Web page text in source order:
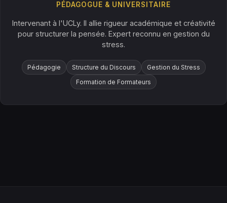
PÉDAGOGUE & UNIVERSITAIRE
Intervenant à l'UCLy. Il allie rigueur académique et créativité
pour structurer la pensée. Expert reconnu en gestion du
stress.
Pédagogie Structure du Discours
Gestion du Stress
Formation de Formateurs